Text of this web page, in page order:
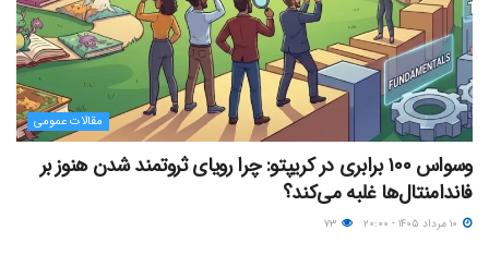
مقالات عمومی
وسواس ۱۰۰ برابری در کریپتو: چرا رویای ثروتمند شدن هنوز بر
فاندامنتال‌ها غلبه می‌کند؟